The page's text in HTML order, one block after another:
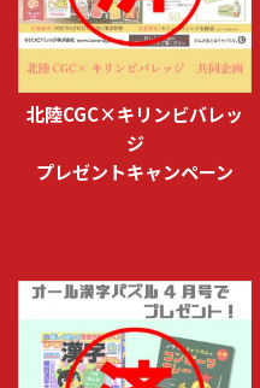
北陸CGC×キリンビバレッ
ジ
プレゼントキャンペーン